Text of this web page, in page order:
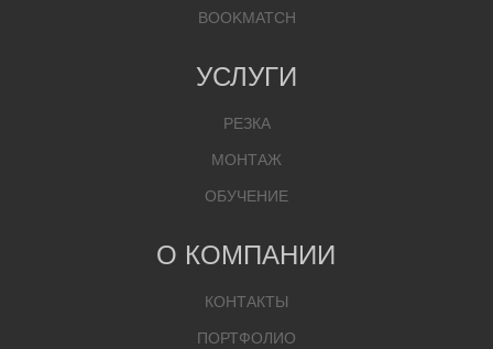
BOOKMATCH
УСЛУГИ
РЕЗКА
МОНТАЖ
ОБУЧЕНИЕ
О КОМПАНИИ
КОНТАКТЫ
ПОРТФОЛИО